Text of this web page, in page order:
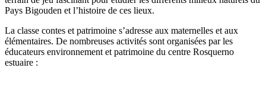
Pays Bigouden et l’histoire de ces lieux.
La classe contes et patrimoine s’adresse aux maternelles et aux
élémentaires. De nombreuses activités sont organisées par les
éducateurs environnement et patrimoine du centre Rosquerno
estuaire :